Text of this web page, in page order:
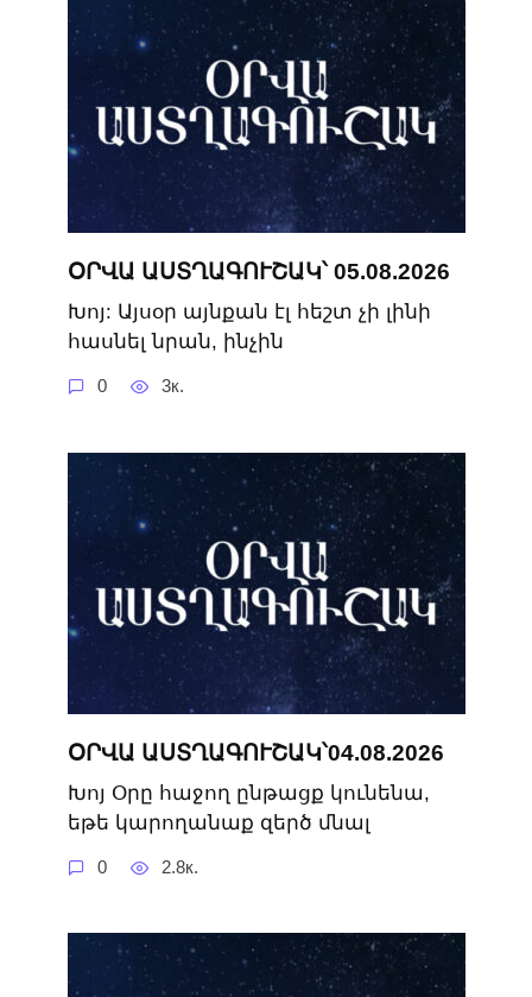
ՕՐՎԱ ԱՍՏՂԱԳՈՒՇԱԿ՝ 05.08.2026
Խոյ: Այսօր այնքան էլ հեշտ չի լինի
հասնել նրան, ինչին
0 3к.
ՕՐՎԱ ԱՍՏՂԱԳՈՒՇԱԿ՝04.08.2026
Խոյ Օրը հաջող ընթացք կունենա,
եթե կարողանաք զերծ մնալ
0 2.8к.